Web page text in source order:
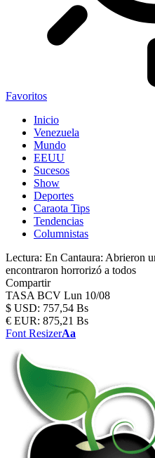
Favoritos
Inicio
Venezuela
Mundo
EEUU
Sucesos
Show
Deportes
Caraota Tips
Tendencias
Columnistas
Lectura: En Cantaura: Abrieron
encontraron horrorizó a todos
Compartir
TASA BCV Lun 10/08
$ USD: 757,54 Bs
€ EUR: 875,21 Bs
Font ResizerAa